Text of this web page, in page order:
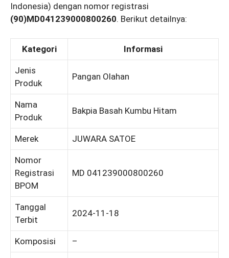
Indonesia) dengan nomor registrasi
(90)MD041239000800260. Berikut detailnya:
Kategori Informasi
Jenis
Produk
Pangan Olahan
Nama
Produk
Bakpia Basah Kumbu Hitam
Merek JUWARA SATOE
Nomor
Registrasi
BPOM
MD 041239000800260
Tanggal
Terbit
2024-11-18
Komposisi –